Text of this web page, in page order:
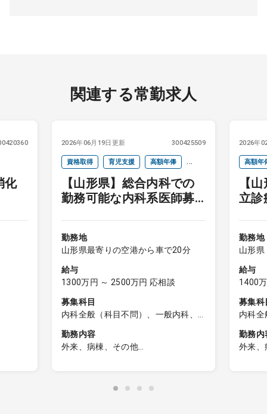
関連する常勤求人
化
2026年06月19日更新 300425509
資格取得 育児支援 高額年俸
当直なし オンコールなし
セカンドキャリア 未経験歓迎
【山形県】総合内科での
勤務可能な内科系医師募
勤務地
山形県最寄りの空港から車で20分
給与
1300万円 ～ 2500万円 応相談
募集科目
内科全般（科目不問）、一般内科、
科、内分泌内科、糖尿病内科、脳神
経内科、血液内科、腎臓内科、老人
勤務内容
外来、病棟、その他
入院平均56.2名/日、平均在院日数
2026年
高額年
院長ク
セカン
【
立
勤務地
山形県
給与
1400
募集科
内科
科、内
経内科
勤務内
外来、